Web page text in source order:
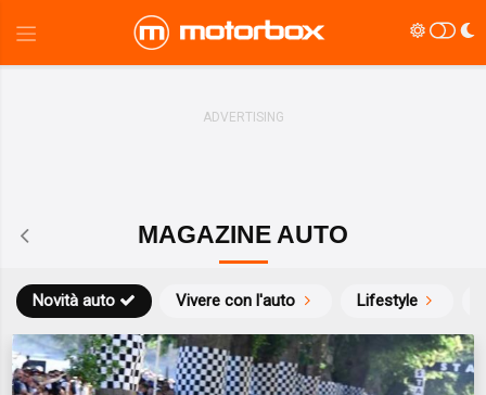
MAGAZINE AUTO
Novità auto Vivere con l'auto Lifestyle